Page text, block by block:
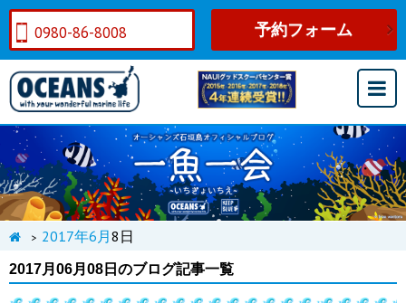
0980-86-8008 予約フォーム
> 2017年6月8日
2017月06月08日のブログ記事一覧